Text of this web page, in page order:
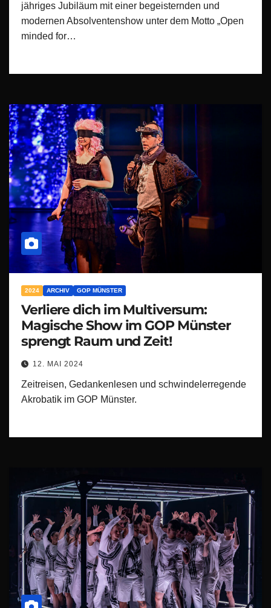
jähriges Jubiläum mit einer begeisternden und
modernen Absolventenshow unter dem Motto „Open
minded for…
2024 ARCHIV GOP MÜNSTER
Verliere dich im Multiversum:
Magische Show im GOP Münster
sprengt Raum und Zeit!
12. MAI 2024
Zeitreisen, Gedankenlesen und schwindelerregende
Akrobatik im GOP Münster.